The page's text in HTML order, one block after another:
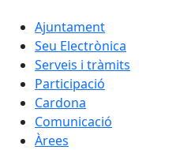
Ajuntament
Seu Electrònica
Serveis i tràmits
Participació
Cardona
Comunicació
Àrees